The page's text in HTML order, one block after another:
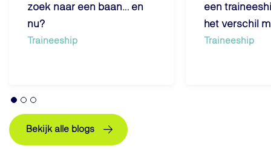
zoek naar een baan… en
nu?
Traineeship
een
het verschil
Traineeship
Bekijk alle blogs